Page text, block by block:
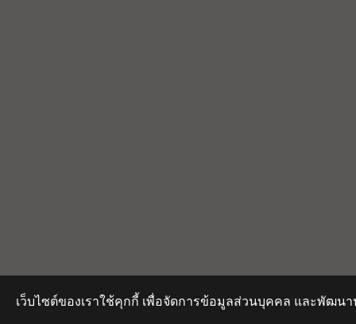
เว็บไซต์ของเราใช้คุกกี้ เพื่อจัดการข้อมูลส่วนบุคคล และพัฒน